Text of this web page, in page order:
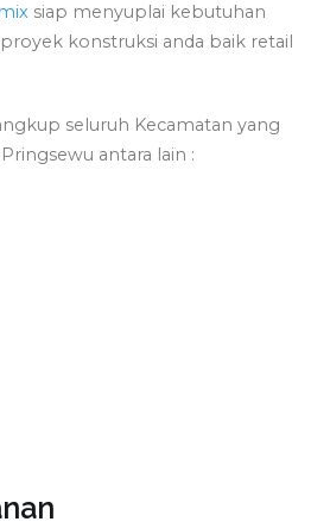
siap menyuplai kebutuhan
konstruksi anda baik retail
seluruh Kecamatan yang
antara lain :